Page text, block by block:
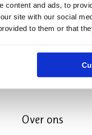
content and ads, to
site with our social
to them or that
Over ons